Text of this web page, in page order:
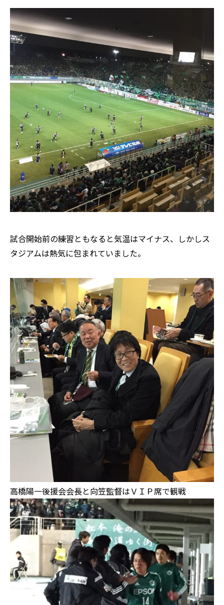
試合開始前の練習ともなると気温はマイナス、しかしス
タジアムは熱気に包まれていました。
高橋陽一後援会会長と向笠監督はＶＩＰ席で観戦